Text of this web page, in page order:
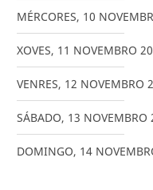
MÉRCORES, 10
XOVES, 11 NOVEMBRO
VENRES, 12 NOVEMBRO
SÁBADO, 13 NOVEMBRO
DOMINGO, 14